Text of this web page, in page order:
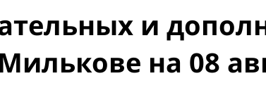
и
на 08